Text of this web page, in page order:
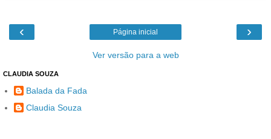
‹ ›
Página inicial
Ver versão para a web
CLAUDIA SOUZA
Balada da Fada
Claudia Souza